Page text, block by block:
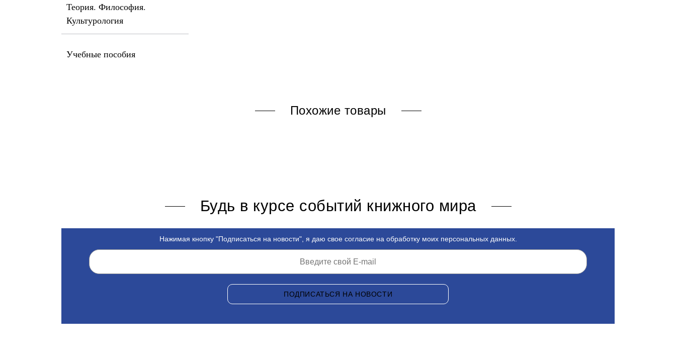
Теория. Философия.
Культурология
Учебные пособия
Похожие товары
Будь в курсе событий книжного мира
Нажимая кнопку "Подписаться на новости", я даю свое согласие на обработку моих персональных данных.
ПОДПИСАТЬСЯ НА НОВОСТИ